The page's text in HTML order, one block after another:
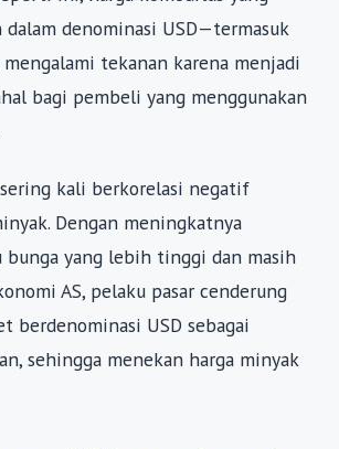
dalam denominasi USD—termasuk
tekanan karena menjadi
bagi pembeli yang menggunakan
kali berkorelasi negatif
Dengan meningkatnya
bunga yang lebih tinggi dan masih
AS, pelaku pasar cenderung
berdenominasi USD sebagai
sehingga menekan harga minyak